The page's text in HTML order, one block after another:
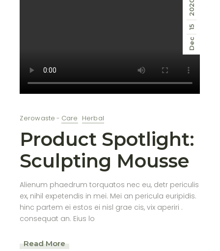
Dec
15
2020
Zerowaste Care Herbal
Product Spotlight:
Sculpting Mousse
Alienum phaedrum torquatos nec eu, detr periculis
ex, nihil expetendis in mei. Mei an pericula euripidis.
hinc partem ei estos ei nisl grae cis, vix aperiri .
consequat an. Eius lo
Read More